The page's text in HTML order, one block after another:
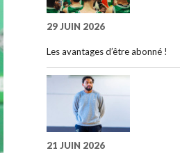
29 JUIN 2026
Les avantages d’être abonné !
21 JUIN 2026